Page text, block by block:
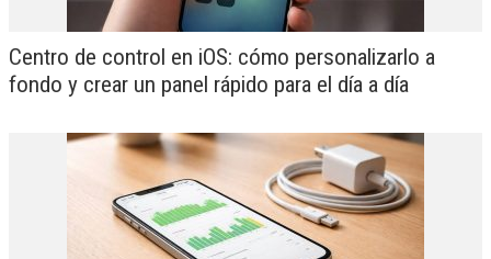
Centro de control en iOS: cómo personalizarlo a
fondo y crear un panel rápido para el día a día